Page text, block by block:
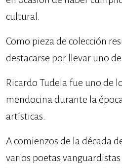
cultural.
Como pieza de colección
destacarse por llevar uno
Ricardo Tudela fue uno de
mendocina durante la
artísticas.
A comienzos de la década
varios poetas